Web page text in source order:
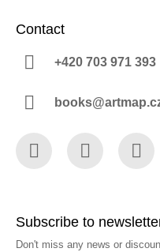
Contact
+420 703 971 393
Subscribe to
Don't miss any news or